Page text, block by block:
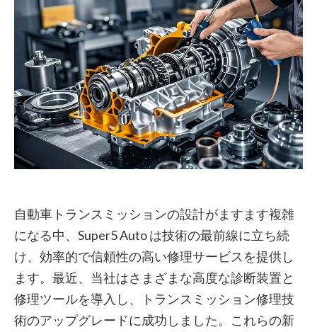
自動車トランスミッションの設計がますます複雑
になる中、Super5 Auto は技術の最前線に立ち続
け、効率的で信頼性の高い修理サービスを提供し
ます。最近、当社はさまざまな高度な診断装置と
修理ツールを導入し、トランスミッション修理技
術のアップグレードに成功しました。これらの新